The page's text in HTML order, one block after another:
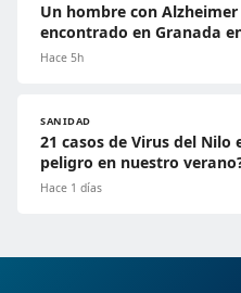
Un hombre con
encontrado en Granada
Hace 5h
SANIDAD
21 casos de Virus del Nilo
peligro en nuestro
Hace 1 días